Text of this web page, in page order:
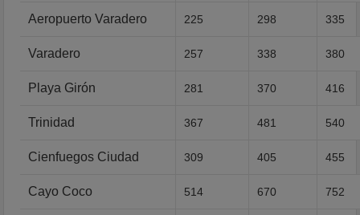
Aeropuerto Varadero 225 298 335
Varadero 257 338 380
Playa Girón 281 370 416
Trinidad 367 481 540
Cienfuegos Ciudad 309 405 455
Cayo Coco 514 670 752